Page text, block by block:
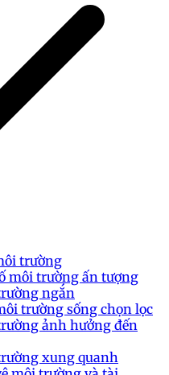
trường
môi trường ấn tượng
ngắn
trường sống chọn lọc
ảnh hưởng đến
xung quanh